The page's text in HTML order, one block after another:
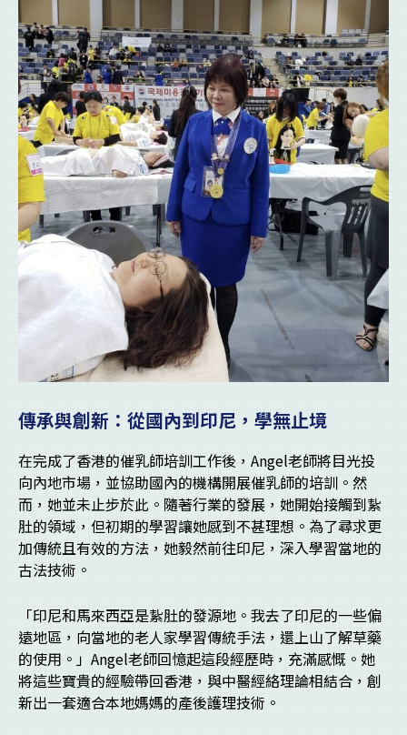
傳承與創新：從國內到印尼，學無止境
在完成了香港的催乳師培訓工作後，Angel老師將目光投
向內地市場，並協助國內的機構開展催乳師的培訓。然
而，她並未止步於此。隨著行業的發展，她開始接觸到紥
肚的領域，但初期的學習讓她感到不甚理想。為了尋求更
加傳統且有效的方法，她毅然前往印尼，深入學習當地的
古法技術。
「印尼和馬來西亞是紥肚的發源地。我去了印尼的一些偏
遠地區，向當地的老人家學習傳統手法，還上山了解草藥
的使用。」Angel老師回憶起這段經歷時，充滿感慨。她
將這些寶貴的經驗帶回香港，與中醫經絡理論相結合，創
新出一套適合本地媽媽的產後護理技術。